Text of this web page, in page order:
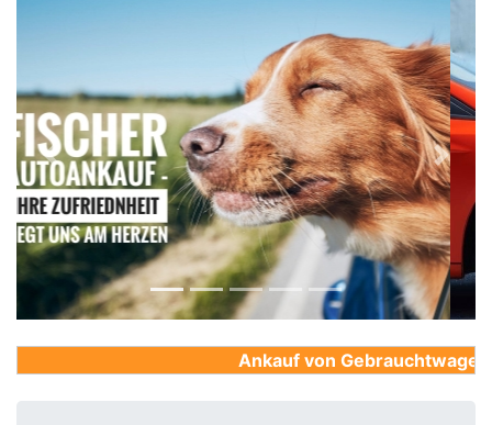
Previous Next
Ankauf von